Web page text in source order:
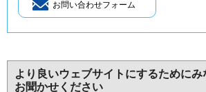
より良いウェブサイトにするために
お聞かせください